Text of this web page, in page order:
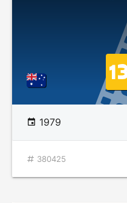
1979
380425